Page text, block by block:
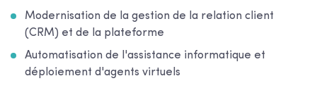
Modernisation de la gestion de la relation client
(CRM) et de la plateforme
Automatisation de l'assistance informatique et
déploiement d'agents virtuels